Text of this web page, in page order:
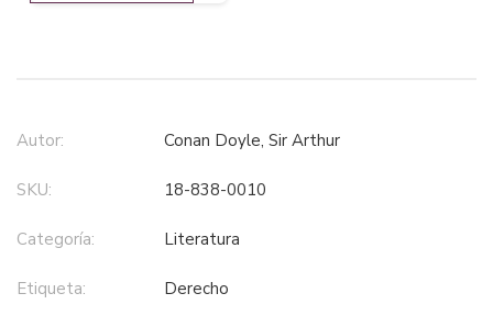
Autor: Conan Doyle, Sir Arthur
SKU: 18-838-0010
Categoría: literatura
Etiqueta: derecho